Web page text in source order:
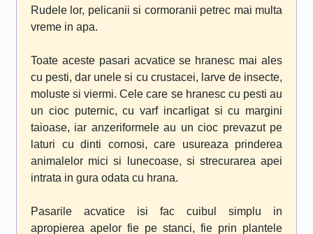
Rudele lor, pelicanii si cormoranii petrec mai multa
vreme in apa.
Toate aceste pasari acvatice se hranesc mai ales
cu pesti, dar unele si cu crustacei, larve de insecte,
moluste si viermi. Cele care se hranesc cu pesti au
un cioc puternic, cu varf incarligat si cu margini
taioase, iar anzeriformele au un cioc prevazut pe
laturi cu dinti cornosi, care usureaza prinderea
animalelor mici si lunecoase, si strecurarea apei
intrata in gura odata cu hrana.
Pasarile acvatice isi fac cuibul simplu in
apropierea apelor fie pe stanci, fie prin plantele